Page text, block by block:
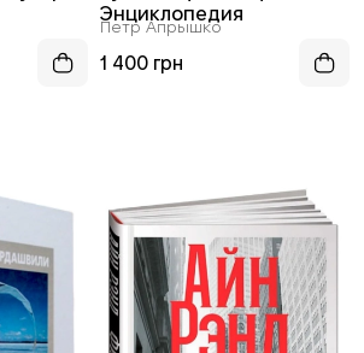
Энциклопедия
Петр Апрышко
1 400 грн